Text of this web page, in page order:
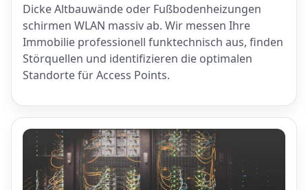
Dicke Altbauwände oder Fußbodenheizungen
schirmen WLAN massiv ab. Wir messen Ihre
Immobilie professionell funktechnisch aus, finden
Störquellen und identifizieren die optimalen
Standorte für Access Points.